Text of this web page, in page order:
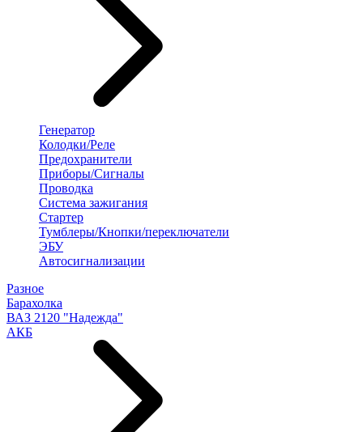
Генератор
Колодки/Реле
Предохранители
Приборы/Сигналы
Проводка
Система зажигания
Стартер
Тумблеры/Кнопки/переключатели
ЭБУ
Автосигнализации
Разное
Барахолка
ВАЗ 2120 "Надежда"
АКБ